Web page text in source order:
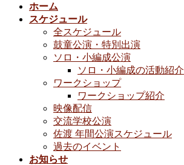
ホーム
スケジュール
全スケジュール
鼓童公演・特別出演
ソロ・小編成公演
ソロ・小編成の活動紹介
ワークショップ
ワークショップ紹介
映像配信
交流学校公演
佐渡 年間公演スケジュール
過去のイベント
お知らせ